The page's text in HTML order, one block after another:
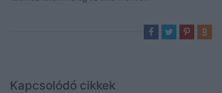
Kapcsolódó cikkek